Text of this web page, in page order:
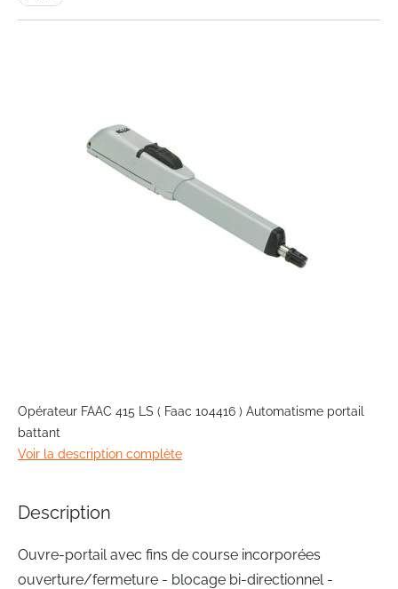
to
the
of
gallery
Opérateur FAAC 415 LS ( Faac 104416 ) Automatisme portail
battant
Voir la description complète
Description
Ouvre-portail avec fins de course incorporées
ouverture/fermeture - blocage bi-directionnel -